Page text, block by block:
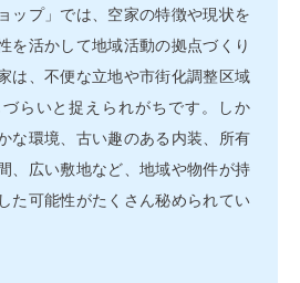
ップ」では、空家の特徴や現状を
を活かして地域活動の拠点づくり
は、不便な立地や市街化調整区域
らいと捉えられがちです。しか
な環境、古い趣のある内装、所有
、広い敷地など、地域や物件が持
た可能性がたくさん秘められてい